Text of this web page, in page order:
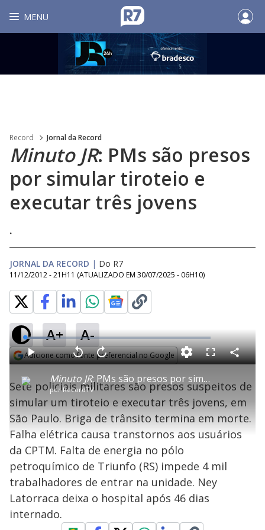
MENU
Record Jornal da Record
Minuto JR: PMs são presos
por simular tiroteio e
executar três jovens
.
JORNAL DA RECORD | Do R7
11/12/2012 - 21H11 (ATUALIZADO EM 30/07/2025 - 06H10)
A+ A-
Adicione como fonte preferencial no Google
P
l
a
y
Minuto JR: PMs são presos por simular tiroteio e executar três jovens
porRecordTV
P V
t
r
0
e
g
u
n
s
A
a
n
ç
a
r
1
s
e
u
n
o
s
M
u
d
o
L
o
a
d
e
3
.
4
7
F
s
c
e
n
C
o
a
r
i
l
a
Sete policiais militares são presos suspeitos de
simular um tiroteio e executar três jovens, em
São Paulo. Briga de trânsito termina em morte.
Falha elétrica causa transtornos aos usuários
da CPTM. Falta de energia no pólo
petroquímico de Triunfo (RS) impede 4 mil
trabalhadores de entrar na unidade. Ney
Latorraca deixa o hospital após 46 dias
internado.